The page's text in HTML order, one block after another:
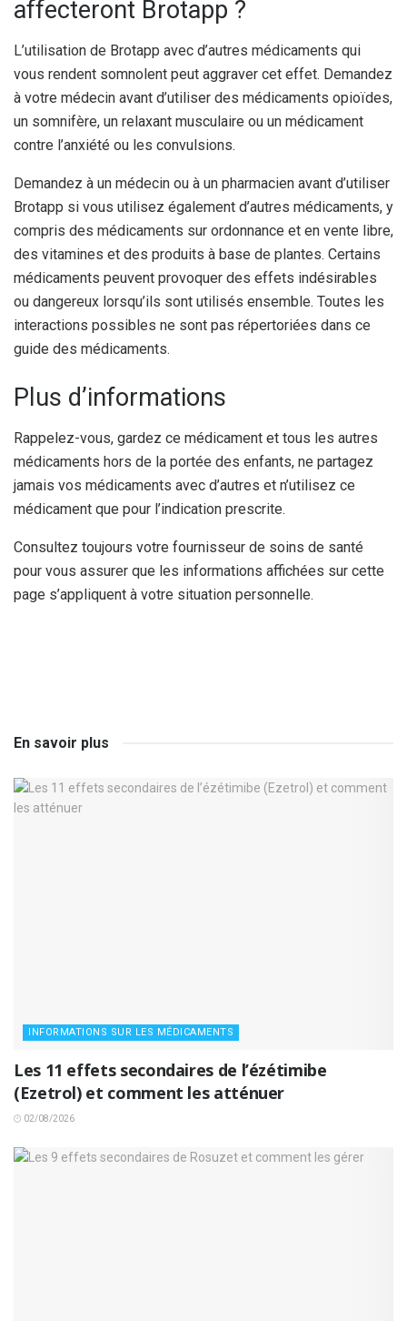
affecteront Brotapp ?
L’utilisation de Brotapp avec d’autres médicaments qui
vous rendent somnolent peut aggraver cet effet. Demandez
à votre médecin avant d’utiliser des médicaments opioïdes,
un somnifère, un relaxant musculaire ou un médicament
contre l’anxiété ou les convulsions.
Demandez à un médecin ou à un pharmacien avant d’utiliser
Brotapp si vous utilisez également d’autres médicaments, y
compris des médicaments sur ordonnance et en vente libre,
des vitamines et des produits à base de plantes. Certains
médicaments peuvent provoquer des effets indésirables
ou dangereux lorsqu’ils sont utilisés ensemble. Toutes les
interactions possibles ne sont pas répertoriées dans ce
guide des médicaments.
Plus d’informations
Rappelez-vous, gardez ce médicament et tous les autres
médicaments hors de la portée des enfants, ne partagez
jamais vos médicaments avec d’autres et n’utilisez ce
médicament que pour l’indication prescrite.
Consultez toujours votre fournisseur de soins de santé
pour vous assurer que les informations affichées sur cette
page s’appliquent à votre situation personnelle.
En savoir plus
INFORMATIONS SUR LES MÉDICAMENTS
Les 11 effets secondaires de l’ézétimibe
(Ezetrol) et comment les atténuer
02/08/2026